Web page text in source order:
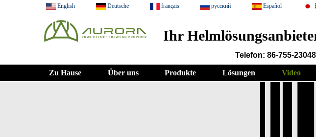
English Deutsche français русский Español
Ihr
Telefon: 86-755-
Zu Hause Über uns Produkte Lösungen Video